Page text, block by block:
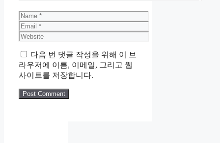
Name
Email
Website
다음 번 댓글 작성을 위해 이 브
라우저에 이름, 이메일, 그리고 웹
사이트를 저장합니다.